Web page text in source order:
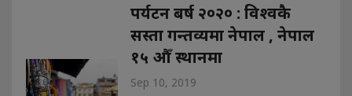
पर्यटन बर्ष २०२० : विश्वकै
सस्ता गन्तव्यमा नेपाल , नेपाल
१५ औँ स्थानमा
Sep 10, 2019